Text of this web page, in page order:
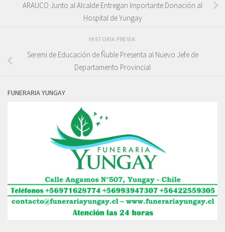
ARAUCO Junto al Alcalde Entregan Importante Donación al
Hospital de Yungay
HISTORIA PREVIA
Seremi de Educación de Ñuble Presenta al Nuevo Jefe de
Departamento Provincial
FUNERARIA YUNGAY